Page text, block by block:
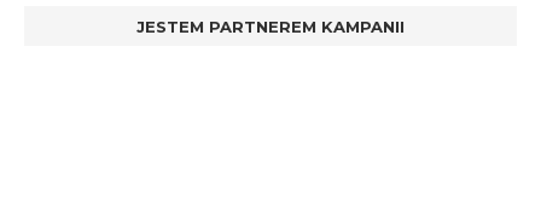
JESTEM PARTNEREM KAMPANII